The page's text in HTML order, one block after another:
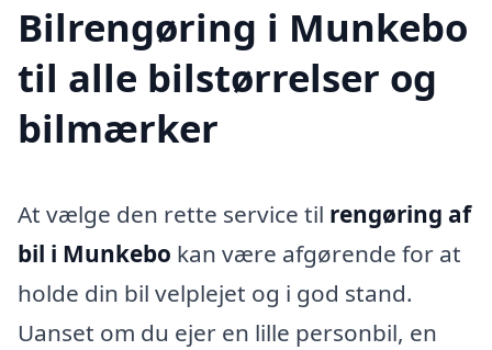
Bilrengøring i Munkebo
til alle bilstørrelser og
bilmærker
At vælge den rette service til rengøring af
bil i Munkebo kan være afgørende for at
holde din bil velplejet og i god stand.
Uanset om du ejer en lille personbil, en